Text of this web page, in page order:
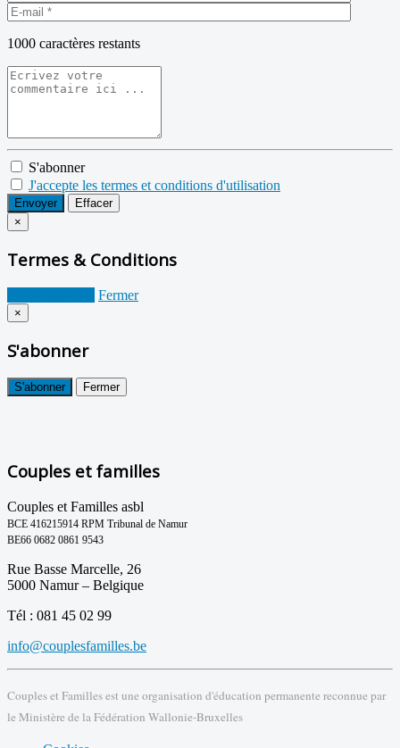
1000 caractères restants
S'abonner
J'accepte les termes et conditions d'utilisation
Envoyer
Effacer
×
Termes & Conditions
Fermer
×
S'abonner
S'abonner Fermer
Couples et familles
Couples et Familles asbl
BCE 416215914 RPM Tribunal de Namur
BE66 0682 0861 9543
Rue Basse Marcelle, 26
5000 Namur – Belgique
Tél : 081 45 02 99
info@couplesfamilles.be
Couples et Familles est une organisation d'éducation permanente reconnue par
le Ministère de la Fédération Wallonie-Bruxelles